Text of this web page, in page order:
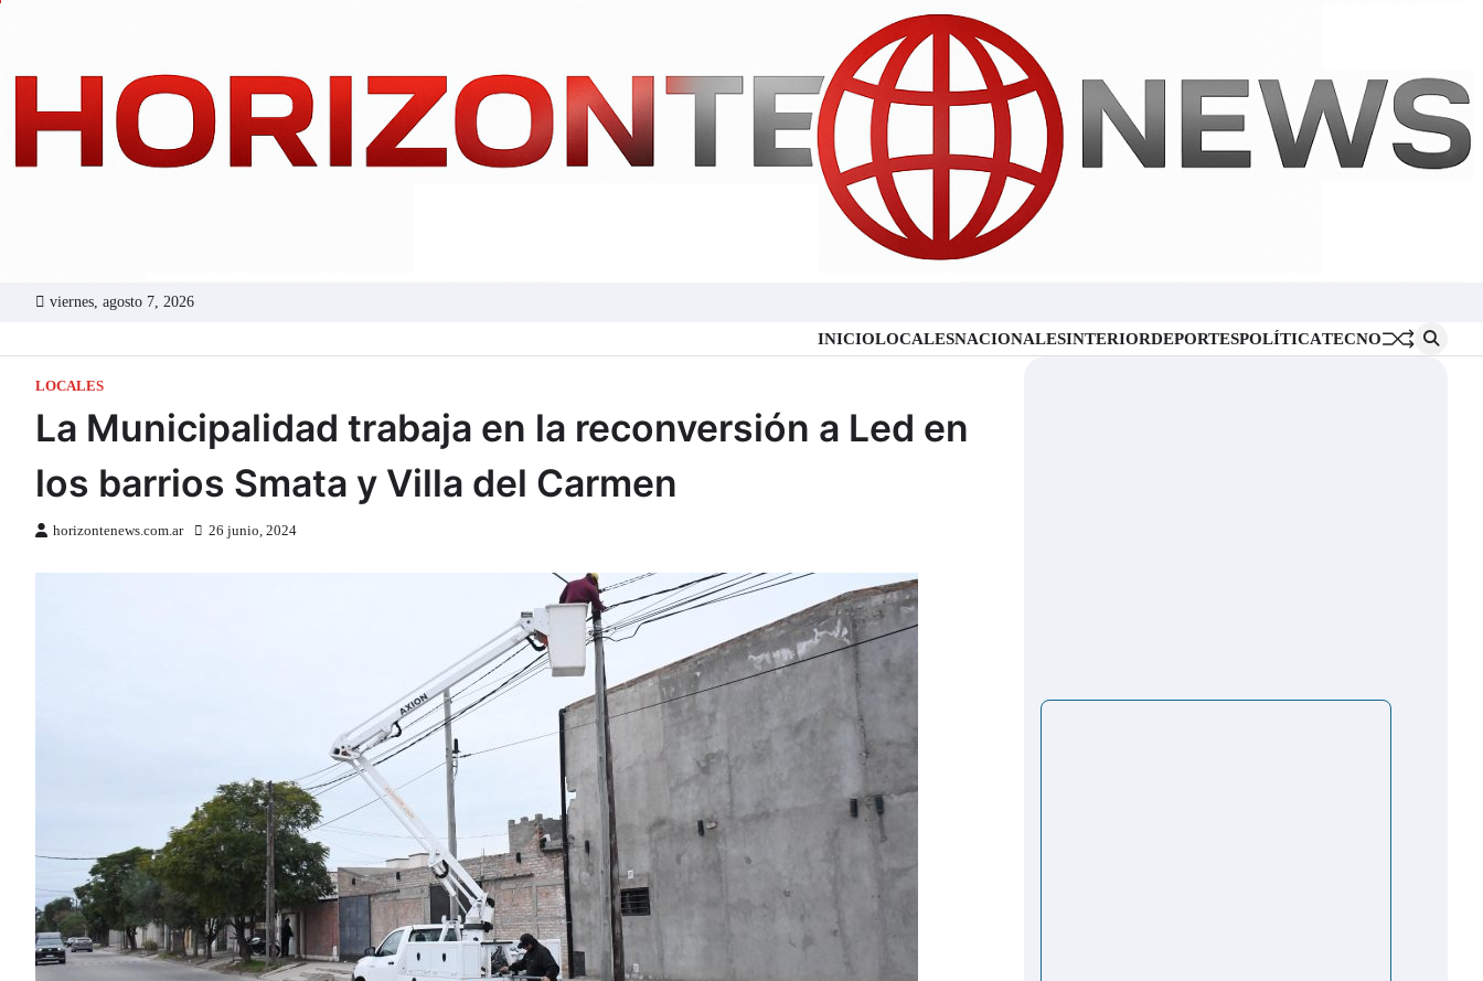
viernes, agosto 7, 2026
INICIOLOCALESNACIONALESINTERIORDEPORTESPOLÍTICATECNO
LOCALES
La Municipalidad trabaja en la reconversión a Led en
los barrios Smata y Villa del Carmen
horizontenews.com.ar 26 junio, 2024